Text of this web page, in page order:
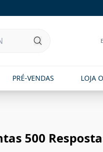
PRÉ-VENDAS LOJA
500